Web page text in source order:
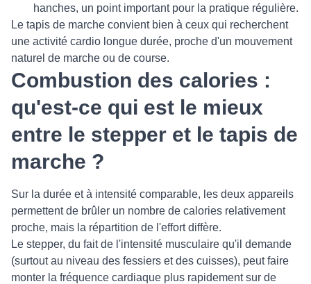
hanches, un point important pour la pratique régulière.
Le tapis de marche convient bien à ceux qui recherchent
une activité cardio longue durée, proche d'un mouvement
naturel de marche ou de course.
Combustion des calories :
qu'est-ce qui est le mieux
entre le stepper et le tapis de
marche ?
Sur la durée et à intensité comparable, les deux appareils
permettent de brûler un nombre de calories relativement
proche, mais la répartition de l'effort diffère.
Le stepper, du fait de l'intensité musculaire qu'il demande
(surtout au niveau des fessiers et des cuisses), peut faire
monter la fréquence cardiaque plus rapidement sur de